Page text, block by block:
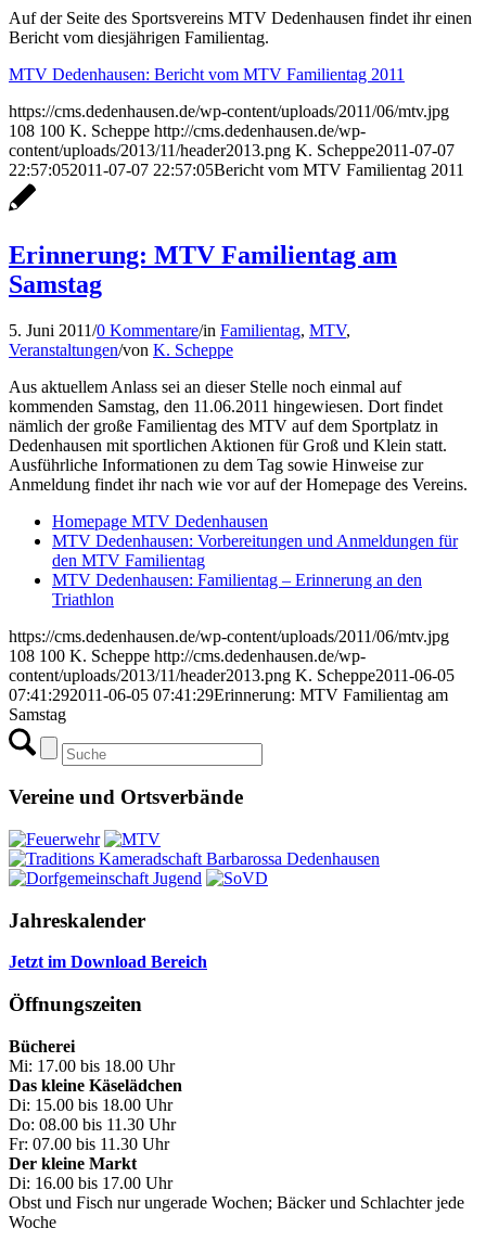
Auf der Seite des Sportsvereins MTV Dedenhausen findet ihr einen
Bericht vom diesjährigen Familientag.
MTV Dedenhausen: Bericht vom MTV Familientag 2011
https://cms.dedenhausen.de/wp-content/uploads/2011/06/mtv.jpg
108 100 K. Scheppe http://cms.dedenhausen.de/wp-
content/uploads/2013/11/header2013.png K. Scheppe2011-07-07
22:57:052011-07-07 22:57:05Bericht vom MTV Familientag 2011
Erinnerung: MTV Familientag am
Samstag
5. Juni 2011/0 Kommentare/in Familientag, MTV,
Veranstaltungen/von K. Scheppe
Aus aktuellem Anlass sei an dieser Stelle noch einmal auf
kommenden Samstag, den 11.06.2011 hingewiesen. Dort findet
nämlich der große Familientag des MTV auf dem Sportplatz in
Dedenhausen mit sportlichen Aktionen für Groß und Klein statt.
Ausführliche Informationen zu dem Tag sowie Hinweise zur
Anmeldung findet ihr nach wie vor auf der Homepage des Vereins.
Homepage MTV Dedenhausen
MTV Dedenhausen: Vorbereitungen und Anmeldungen für
den MTV Familientag
MTV Dedenhausen: Familientag – Erinnerung an den
Triathlon
https://cms.dedenhausen.de/wp-content/uploads/2011/06/mtv.jpg
108 100 K. Scheppe http://cms.dedenhausen.de/wp-
content/uploads/2013/11/header2013.png K. Scheppe2011-06-05
07:41:292011-06-05 07:41:29Erinnerung: MTV Familientag am
Samstag
Vereine und Ortsverbände
Jahreskalender
Jetzt im Download Bereich
Öffnungszeiten
Bücherei
Mi: 17.00 bis 18.00 Uhr
Das kleine Käselädchen
Di: 15.00 bis 18.00 Uhr
Do: 08.00 bis 11.30 Uhr
Fr: 07.00 bis 11.30 Uhr
Der kleine Markt
Di: 16.00 bis 17.00 Uhr
Obst und Fisch nur ungerade Wochen; Bäcker und Schlachter jede
Woche